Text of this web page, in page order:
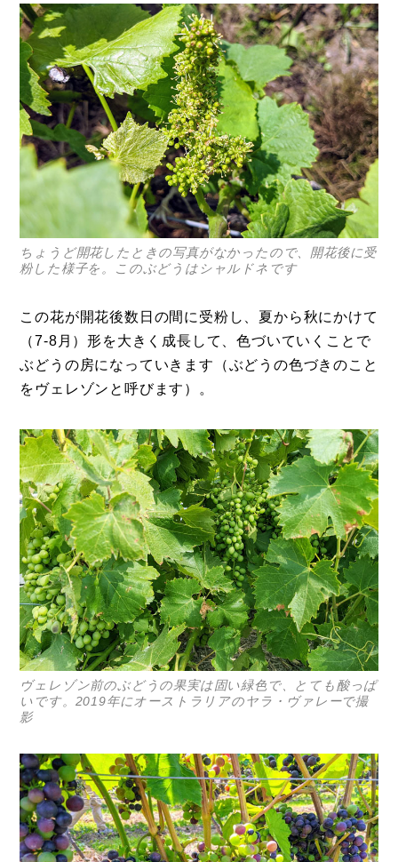
ちょうど開花したときの写真がなかったので、開花後に受
粉した様子を。このぶどうはシャルドネです
この花が開花後数日の間に受粉し、夏から秋にかけて
（7-8月）形を大きく成長して、色づいていくことで
ぶどうの房になっていきます（ぶどうの色づきのこと
をヴェレゾンと呼びます）。
ヴェレゾン前のぶどうの果実は固い緑色で、とても酸っぱ
いです。2019年にオーストラリアのヤラ・ヴァレーで撮
影